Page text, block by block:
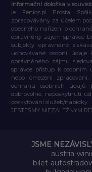
Informační doložka v
je Feniqs.pl Prosta
zpracovávány za účelem
obecného nařízení o
oprávněný zájem správce
subjekty oprávněné
uchovávané osobní
oprávněného zájmu
správce přístup k osobním
nebo omezení
ochranu osobních údajů
dobrovolné, neposkytnutí
poskytování služeb/nabídky.
JESTEŚMY NIEZALEŻNYM
JSME
austria-
bilet-